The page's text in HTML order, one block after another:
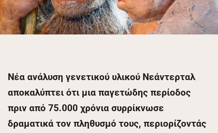
Νέα ανάλυση γενετικού υλικού Νεάντερταλ
αποκαλύπτει ότι μια παγετώδης περίοδος
πριν από 75.000 χρόνια συρρίκνωσε
δραματικά τον πληθυσμό τους, περιορίζοντάς